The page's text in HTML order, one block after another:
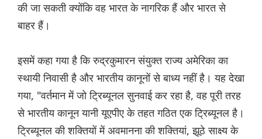
की जा सकती क्योंकि वह भारत के नागरिक हैं और भारत से
बाहर हैं।
इसमें कहा गया है कि रुद्रकुमारन संयुक्त राज्य अमेरिका का
स्थायी निवासी है और भारतीय कानूनों से बाध्य नहीं है। यह देखा
गया, "वर्तमान में जो ट्रिब्यूनल सुनवाई कर रहा है, वह पूरी तरह
से भारतीय कानून यानी यूएपीए के तहत गठित एक ट्रिब्यूनल है।
ट्रिब्यूनल की शक्तियों में अवमानना की शक्तियां, झूठे साक्ष्य के